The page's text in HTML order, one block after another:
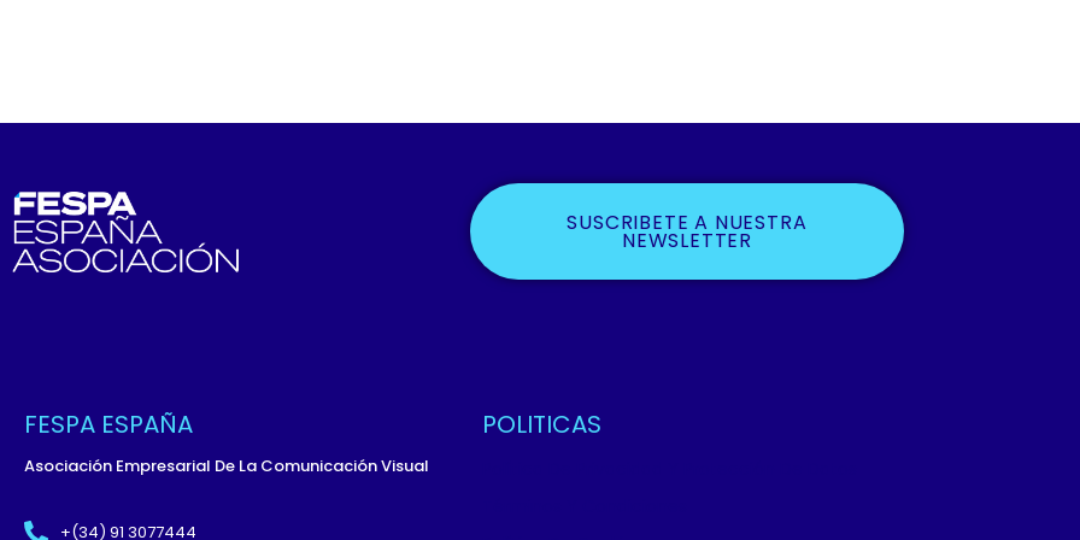
SUSCRIBETE A NUESTRA
NEWSLETTER
FESPA ESPAÑA
Asociación Empresarial De La Comunicación Visual
+(34) 91 3077444
POLITICAS